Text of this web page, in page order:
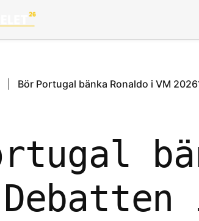
2026 Nyheter GUIDE
Bör Portugal bänka Ronaldo i VM